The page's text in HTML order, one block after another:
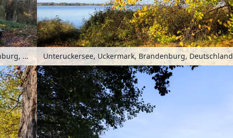
Rastplatz am Unteruckersee, Uckermark, Brandenburg, Deutschland Unteruckersee, Uckermark, Brandenburg, Deutschland